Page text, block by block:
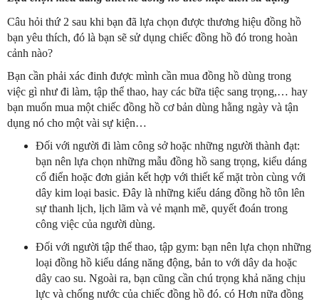
Câu hỏi thứ 2 sau khi bạn đã lựa chọn được thương hiệu đồng hồ
bạn yêu thích, đó là bạn sẽ sử dụng chiếc đồng hồ đó trong hoàn
cảnh nào?
Bạn cần phải xác đinh được mình cần mua đồng hồ dùng trong
việc gì như đi làm, tập thể thao, hay các bữa tiệc sang trọng,… hay
bạn muốn mua một chiếc đồng hồ cơ bản dùng hằng ngày và tận
dụng nó cho một vài sự kiện…
Đối với người đi làm công sở hoặc những người thành đạt:
bạn nên lựa chọn những mẫu đồng hồ sang trọng, kiểu dáng
cổ điển hoặc đơn giản kết hợp với thiết kế mặt tròn cùng với
dây kim loại basic. Đây là những kiểu dáng đồng hồ tôn lên
sự thanh lịch, lịch lãm và vẻ mạnh mẽ, quyết đoán trong
công việc của người dùng.
Đối với người tập thể thao, tập gym: bạn nên lựa chọn những
loại đồng hồ kiểu dáng năng động, bản to với dây da hoặc
dây cao su. Ngoài ra, bạn cũng cần chú trọng khả năng chịu
lực và chống nước của chiếc đồng hồ đó. có Hơn nữa đồng